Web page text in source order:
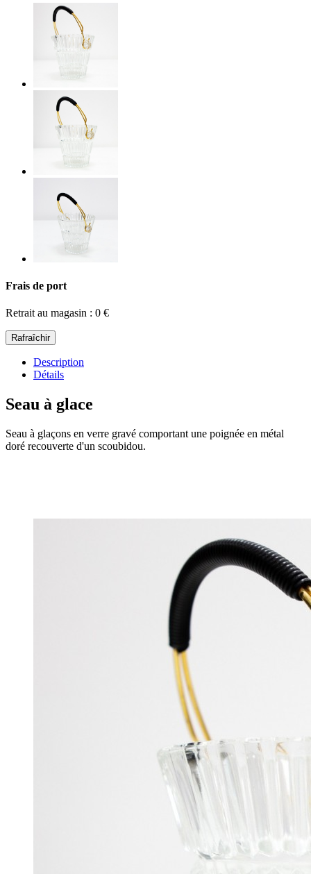
Frais de port
Retrait au magasin : 0 €
Description
Détails
Seau à glace
Seau à glaçons en verre gravé comportant une poignée en métal
doré recouverte d'un scoubidou.